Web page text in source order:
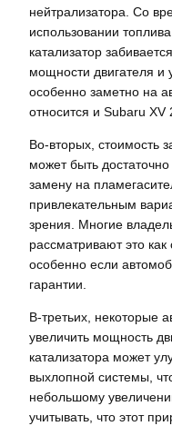
нейтрализатора. Со
использовании
катализатор
мощности двигателя и
особенно заметно на
относится и Subaru XV
Во-вторых, стоимость
может быть
замену на
привлекательным
зрения. Многие
рассматривают это как
особенно если
гарантии.
В-третьих, некоторые
увеличить мощность
катализатора может
выхлопной системы,
небольшому
учитывать, что этот